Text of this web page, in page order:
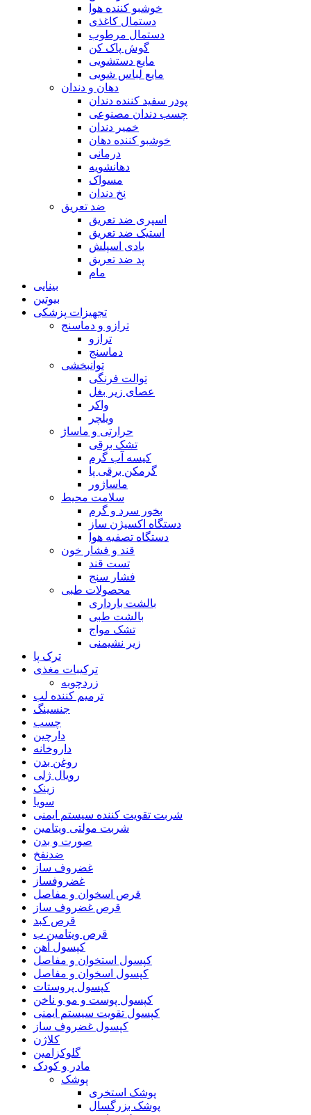
خوشبو کننده هوا
دستمال کاغذی
دستمال مرطوب
گوش پاک کن
مایع دستشویی
مایع لباس شویی
دهان و دندان
پودر سفید کننده دندان
چسب دندان مصنوعی
خمیر دندان
خوشبو کننده دهان
درمانی
دهانشویه
مسواک
نخ دندان
ضد تعریق
اسپری ضد تعریق
استیک ضد تعریق
بادی اسپلش
پد ضد تعریق
مام
بینایی
بیوتین
تجهیزات پزشکی
ترازو و دماسنج
ترازو
دماسنج
توانبخشی
توالت فرنگی
عصای زیر بغل
واکر
ویلچر
حرارتی و ماساژ
تشک برقی
کیسه آب گرم
گرمکن برقی پا
ماساژور
سلامت محیط
بخور سرد و گرم
دستگاه اکسیژن ساز
دستگاه تصفیه هوا
قند و فشار خون
تست قند
فشار سنج
محصولات طبی
بالشت بارداری
بالشت طبی
تشک مواج
زیر نشیمنی
ترک پا
ترکیبات مغذی
زردچوبه
ترمیم کننده لب
جنسینگ
چسب
دارچین
داروخانه
روغن بدن
رویال ژلی
زینک
سویا
شربت تقویت کننده سیستم ایمنی
شربت مولتی ویتامین
صورت و بدن
ضدنفخ
غضروف ساز
غضروفساز
قرص اسخوان و مفاصل
قرص غضروف ساز
قرص کبد
قرص ویتامین ب
کپسول آهن
کپسول استخوان و مفاصل
کپسول اسخوان و مفاصل
کپسول پروستات
کپسول پوست و مو و ناخن
کپسول تقویت سیستم ایمنی
کپسول غضروف ساز
کلاژن
گلوکزامین
مادر و کودک
پوشک
پوشک استخری
پوشک بزرگسال